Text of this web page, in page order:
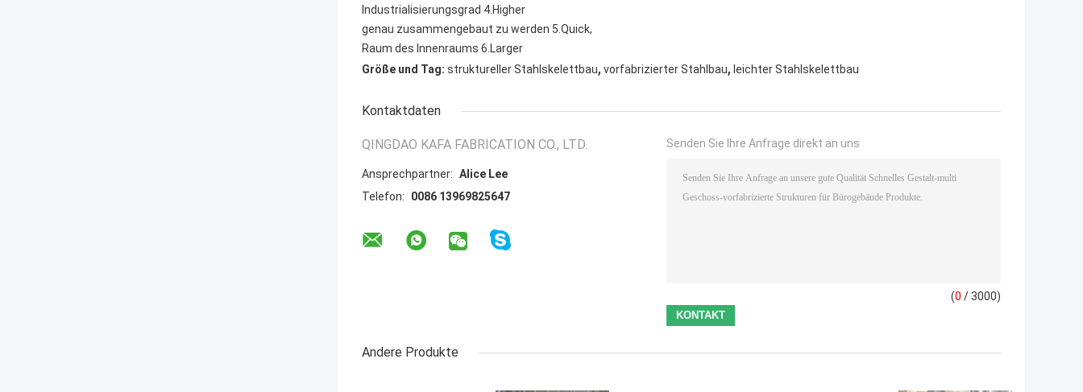
Industrialisierungsgrad 4.Higher
genau zusammengebaut zu werden 5.Quick,
Raum des Innenraums 6.Larger
Größe und Tag: struktureller Stahlskelettbau, vorfabrizierter Stahlbau, leichter Stahlskelettbau
Kontaktdaten
QINGDAO KAFA FABRICATION CO., LTD.
Ansprechpartner: Alice Lee
Telefon:
0086 13969825647
Senden Sie Ihre Anfrage direkt an uns
(0 / 3000)
Andere Produkte